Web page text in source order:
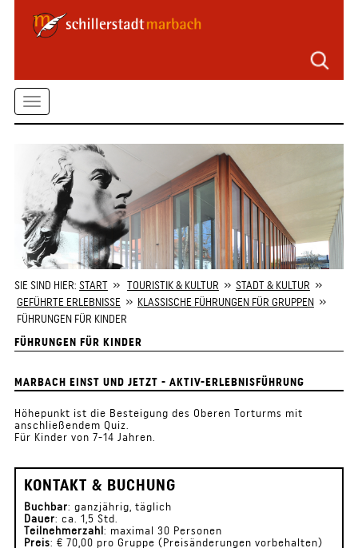
Seitenbereiche
springen
Zum
Inhalt
springen
Kontaktformular
Startseite
Toggle
SIE SIND HIER: START» TOURISTIK & KULTUR » STADT & KULTUR »
GEFÜHRTE ERLEBNISSE » KLASSISCHE FÜHRUNGEN FÜR GRUPPEN»
FÜHRUNGEN FÜR KINDER
FÜHRUNGEN FÜR KINDER
MARBACH EINST UND JETZT - AKTIV-ERLEBNISFÜHRUNG
Höhepunkt ist die Besteigung des Oberen Torturms mit
anschließendem Quiz.
Für Kinder von 7-14 Jahren.
KONTAKT & BUCHUNG
Buchbar: ganzjährig, täglich
Dauer: ca. 1,5 Std.
Teilnehmerzahl: maximal 30 Personen
Preis: € 70,00 pro Gruppe (Preisänderungen vorbehalten)